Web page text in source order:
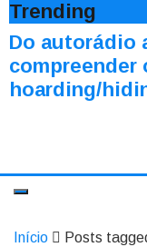
Trending
Do autorádio
compreender
hoarding/
Início Posts